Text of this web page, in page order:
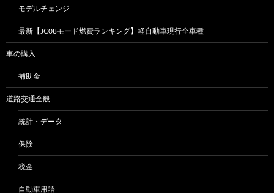
モデルチェンジ
最新【JC08モード燃費ランキング】軽自動車現行全車種
車の購入
補助金
道路交通全般
統計・データ
保険
税金
自動車用語